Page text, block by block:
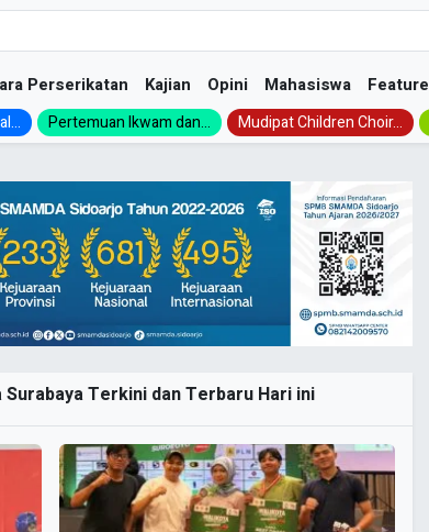
Perserikatan Kajian Opini Mahasiswa Feature
Pertemuan Ikwam dan... Mudipat Children Choir...
Terkini dan Terbaru Hari ini